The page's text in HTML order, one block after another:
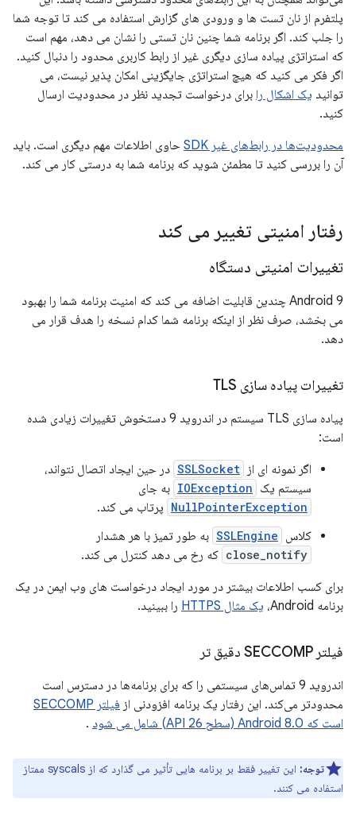
پلتفرم از نان تست ها و ورودی های گزارش استفاده می کند تا توجه شما
را جلب کند. اگر برنامه شما چنین نان تستی را نشان می دهد، مهم است
که استراتژی پیاده سازی دیگری غیر از رابط کاربری محدود را دنبال کنید.
اگر فکر می کنید که هیچ استراتژی جایگزینی امکان پذیر نیست، می
توانید یک اشکال را برای درخواست تجدید نظر در محدودیت ارسال
کنید.
محدودیت‌ها در رابط‌های غیر SDK
حاوی اطلاعات مهم دیگری است. باید
آن را بررسی کنید تا مطمئن شوید که برنامه شما به درستی کار می کند.
رفتار امنیتی تغییر می کند
تغییرات امنیتی دستگاه
Android 9 چندین قابلیت اضافه می کند که امنیت برنامه شما را بهبود
می بخشد، صرف نظر از اینکه برنامه شما کدام نسخه را هدف قرار می
دهد.
تغییرات پیاده سازی TLS
پیاده سازی TLS سیستم در اندروید 9 دستخوش تغییرات زیادی شده
است:
اگر نمونه ای از SSLSocket در حین ایجاد اتصال نتواند،
سیستم یک IOException به جای
NullPointerException پرتاب می کند.
کلاس SSLEngine به طور تمیز با هر هشدار
close_notify که رخ می دهد کنترل می کند.
برای کسب اطلاعات بیشتر در مورد ایجاد درخواست های وب ایمن در یک
برنامه Android،
یک مثال HTTPS را ببینید.
فیلتر SECCOMP دقیق تر
اندروید 9 تماس‌های سیستمی را که برای برنامه‌ها در دسترس است
محدودتر می‌کند. این رفتار یک برنامه افزودنی از
فیلتر SECCOMP
است که Android 8.0 (سطح API 26) شامل می شود
.
توجه:
این تغییر فقط بر برنامه هایی تأثیر می گذارد که از syscals ممتاز
استفاده می کنند.